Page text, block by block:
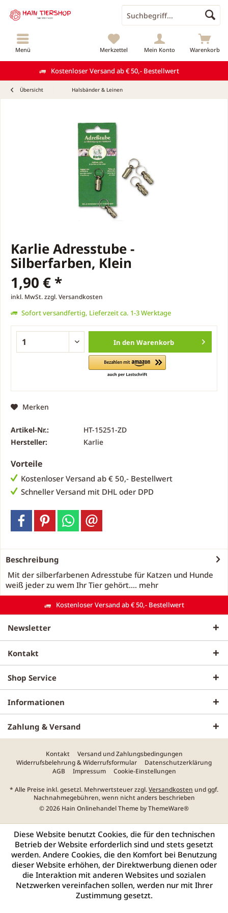
Kostenloser Versand ab € 50,- Bestellwert
Menü Warenkorb
Merkzettel Mein Konto
Übersicht Halsbänder & Leinen
Karlie Adresstube -
Silberfarben, Klein
1,90 € *
inkl. MwSt.zzgl. Versandkosten
Sofort versandfertig, Lieferzeit ca. 1-3 Werktage
In den Warenkorb
Merken
Artikel-Nr.:
HT-15251-ZD
Hersteller:
Karlie
Vorteile
Kostenloser Versand ab € 50,- Bestellwert
Schneller Versand mit DHL oder DPD
Beschreibung
Mit der silberfarbenen Adresstube für Katzen und Hunde
weiß jeder zu wem Ihr Tier gehört.... mehr
Kostenloser Versand ab € 50,- Bestellwert
Newsletter
Kontakt
Shop Service
Informationen
Zahlung & Versand
Kontakt
Versand und Zahlungsbedingungen
Widerrufsbelehrung & Widerrufsformular
Datenschutzerklärung
AGB
Impressum Cookie-Einstellungen
* Alle Preise inkl. gesetzl. Mehrwertsteuer zzgl.Versandkosten und ggf.
Nachnahmegebühren, wenn nicht anders beschrieben
© 2026 Hain Onlinehandel Theme byThemeWare®
Diese Website benutzt Cookies, die für den technischen
Betrieb der Website erforderlich sind und stets gesetzt
werden. Andere Cookies, die den Komfort bei Benutzung
dieser Website erhöhen, der Direktwerbung dienen oder
die Interaktion mit anderen Websites und sozialen
Netzwerken vereinfachen sollen, werden nur mit Ihrer
Zustimmung gesetzt.